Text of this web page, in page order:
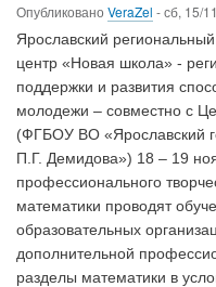
Опубликовано VeraZel -сб, 15/
Ярославский
центр «Новая школа» -
поддержки и развития
молодежи – совместно с
(ФГБОУ ВО «Ярославский
П.Г. Демидова») 18 – 19
профессионального
математики проводят
образовательных
дополнительной
разделы математики в